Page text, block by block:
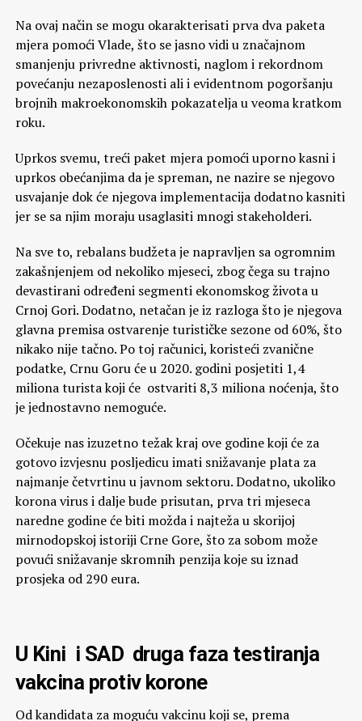
Na ovaj način se mogu okarakterisati prva dva paketa
mjera pomoći Vlade, što se jasno vidi u značajnom
smanjenju privredne aktivnosti, naglom i rekordnom
povećanju nezaposlenosti ali i evidentnom pogoršanju
brojnih makroekonomskih pokazatelja u veoma kratkom
roku.
Uprkos svemu, treći paket mjera pomoći uporno kasni i
uprkos obećanjima da je spreman, ne nazire se njegovo
usvajanje dok će njegova implementacija dodatno kasniti
jer se sa njim moraju usaglasiti mnogi stakeholderi.
Na sve to, rebalans budžeta je napravljen sa ogromnim
zakašnjenjem od nekoliko mjeseci, zbog čega su trajno
devastirani određeni segmenti ekonomskog života u
Crnoj Gori. Dodatno, netačan je iz razloga što je njegova
glavna premisa ostvarenje turističke sezone od 60%, što
nikako nije tačno. Po toj računici, koristeći zvanične
podatke, Crnu Goru će u 2020. godini posjetiti 1,4
miliona turista koji će ostvariti 8,3 miliona noćenja, što
je jednostavno nemoguće.
Očekuje nas izuzetno težak kraj ove godine koji će za
gotovo izvjesnu posljedicu imati snižavanje plata za
najmanje četvrtinu u javnom sektoru. Dodatno, ukoliko
korona virus i dalje bude prisutan, prva tri mjeseca
naredne godine će biti možda i najteža u skorijoj
mirnodopskoj istoriji Crne Gore, što za sobom može
povući snižavanje skromnih penzija koje su iznad
prosjeka od 290 eura.
U Kini i SAD druga faza testiranja
vakcina protiv korone
Od kandidata za moguću vakcinu koji se, prema